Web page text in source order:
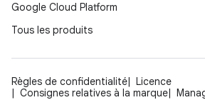
Google Cloud Platform
Tous les produits
Règles de confidentialité
Licence
Consignes relatives à la marque